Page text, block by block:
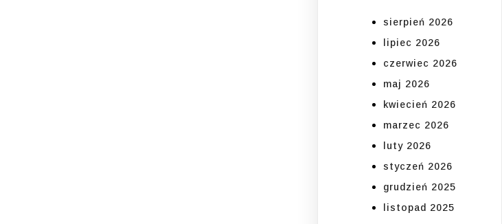
sierpień 2026
lipiec 2026
czerwiec 2026
maj 2026
kwiecień 2026
marzec 2026
luty 2026
styczeń 2026
grudzień 2025
listopad 2025